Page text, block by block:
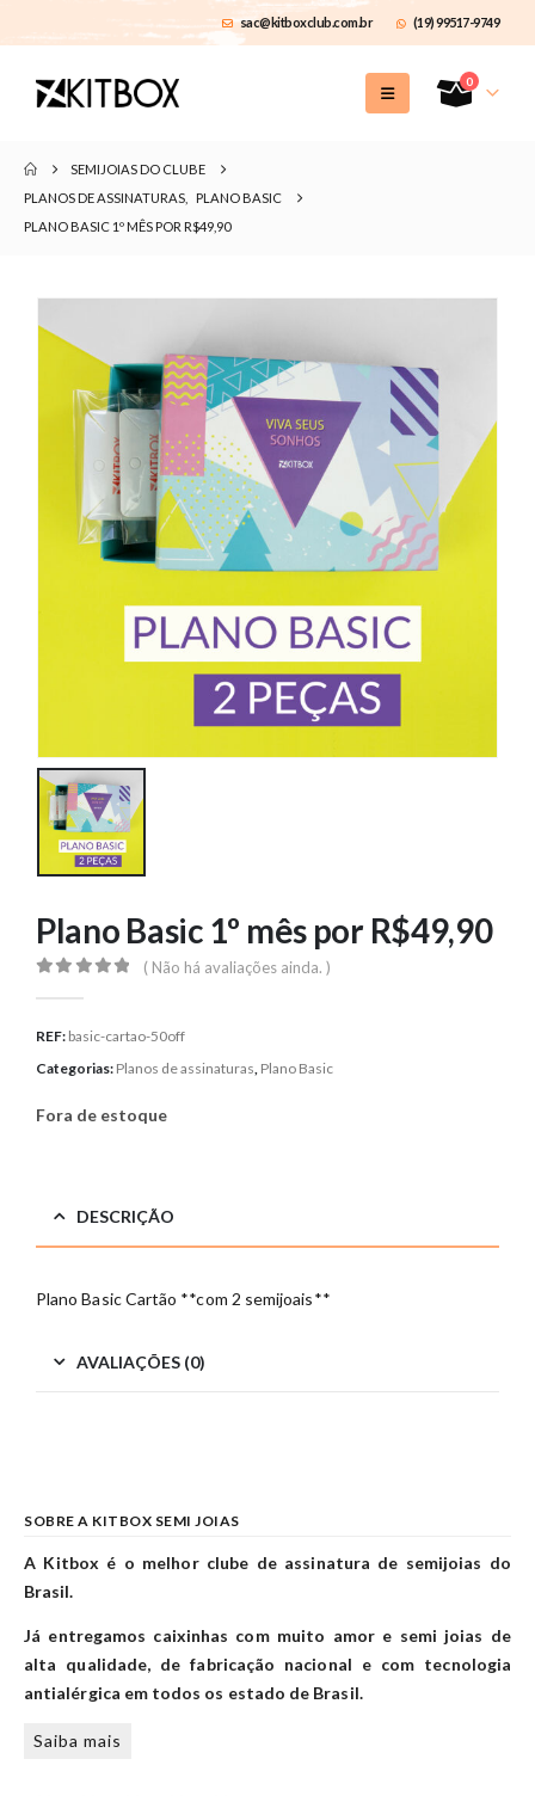
sac@kitboxclub.com.br (19) 99517-9749
0
SEMIJOIAS DO CLUBE
PLANOS DE ASSINATURAS
PLANO BASIC
PLANO BASIC 1º MÊS POR R$49,90
Plano Basic 1º mês por R$49,90
( Não há avaliações ainda. )
REF: basic-cartao-50off
Categorias: Planos de assinaturas, Plano Basic
Fora de estoque
DESCRIÇÃO
Plano Basic Cartão **com 2 semijoais**
AVALIAÇÕES (0)
SOBRE A KITBOX SEMI JOIAS
A Kitbox é o melhor clube de assinatura de semijoias do
Brasil.
Já entregamos caixinhas com muito amor e semi joias de
alta qualidade, de fabricação nacional e com tecnologia
antialérgica em todos os estado de Brasil.
Saiba mais